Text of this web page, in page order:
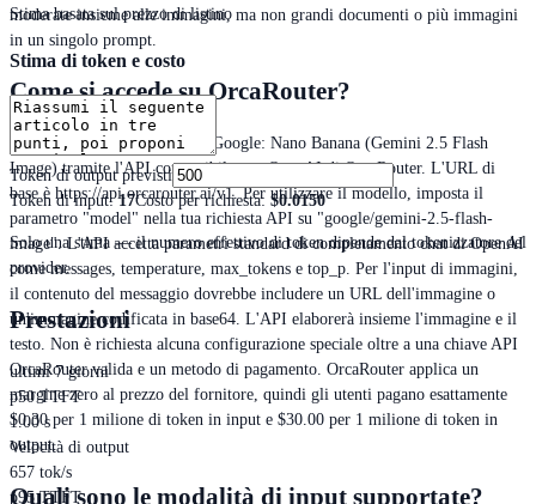
moderate insieme alle immagini, ma non grandi documenti o più immagini
in un singolo prompt.
Come si accede su OrcaRouter?
Gli utenti possono accedere a Google: Nano Banana (Gemini 2.5 Flash
Image) tramite l'API compatibile con OpenAI di OrcaRouter. L'URL di
base è https://api.orcarouter.ai/v1. Per utilizzare il modello, imposta il
parametro "model" nella tua richiesta API su "google/gemini-2.5-flash-
image". L'API accetta parametri standard di completamento chat di OpenAI
come messages, temperature, max_tokens e top_p. Per l'input di immagini,
il contenuto del messaggio dovrebbe includere un URL dell'immagine o
un'immagine codificata in base64. L'API elaborerà insieme l'immagine e il
testo. Non è richiesta alcuna configurazione speciale oltre a una chiave API
OrcaRouter valida e un metodo di pagamento. OrcaRouter applica un
margine zero al prezzo del fornitore, quindi gli utenti pagano esattamente
$0.30 per 1 milione di token in input e $30.00 per 1 milione di token in
output.
Quali sono le modalità di input supportate?
Stima basata sul prezzo di listino
Stima di token e costo
Token di output previsti
Token di input: 17Costo per richiesta: $0.0150
Solo una stima — il numero effettivo di token dipende dal tokenizzatore del
provider.
Prestazioni
ultimi 7 giorni
p50 TTFT
1.00 s
Velocità di output
657 tok/s
p95 TTFT